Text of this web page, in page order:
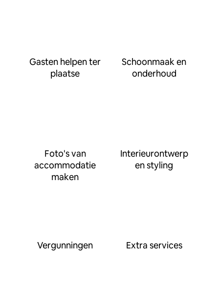
Gasten helpen ter
plaatse
Schoonmaak en
onderhoud
Foto's van
accommodatie
maken
Interieurontwerp
en styling
Vergunningen Extra services